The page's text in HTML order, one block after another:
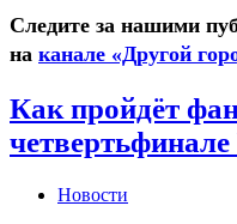
Следите за нашими
на канале «Другой
Как пройдёт
Новости